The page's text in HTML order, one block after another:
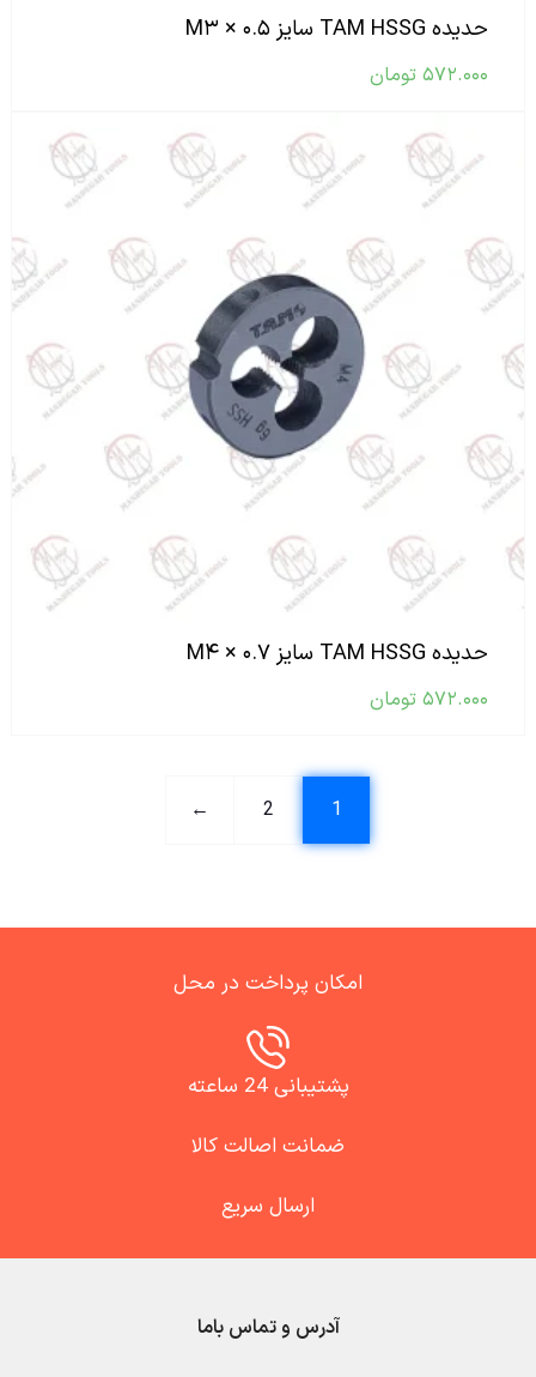
حدیده TAM HSSG سایز M۳ × ۰.۵
۵۷۲.۰۰۰ تومان
حدیده TAM HSSG سایز M۴ × ۰.۷
۵۷۲.۰۰۰ تومان
1
2
←
امکان پرداخت در محل
پشتیبانی 24 ساعته
ضمانت اصالت کالا
ارسال سریع
آدرس و تماس باما